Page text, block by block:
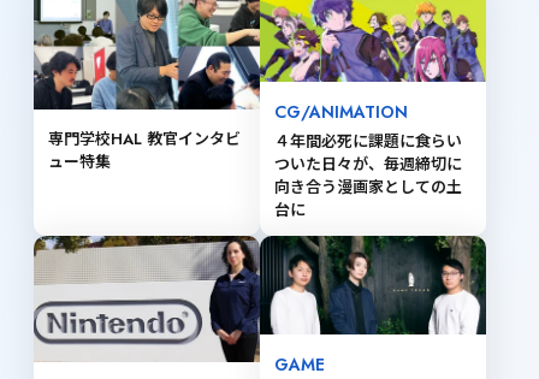
専門学校HAL 教官インタビ
ュー特集
CG/ANIMATION
４年間必死に課題に食らい
ついた日々が、毎週締切に
向き合う漫画家としての土
台に
GAME